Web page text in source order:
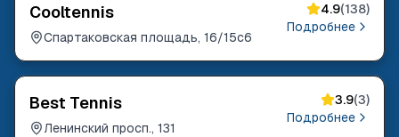
Cooltennis
Спартаковская площадь, 16/15с6
4.9(138)
Подробнее
Best Tennis
Ленинский просп., 131
3.9(3)
Подробнее